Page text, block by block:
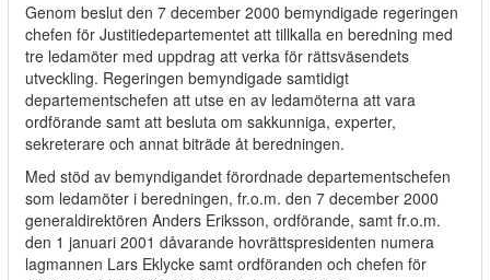
Genom beslut den 7 december 2000 bemyndigade regeringen
chefen för Justitiedepartementet att tillkalla en beredning med
tre ledamöter med uppdrag att verka för rättsväsendets
utveckling. Regeringen bemyndigade samtidigt
departementschefen att utse en av ledamöterna att vara
ordförande samt att besluta om sakkunniga, experter,
sekreterare och annat biträde åt beredningen.
Med stöd av bemyndigandet förordnade departementschefen
som ledamöter i beredningen, fr.o.m. den 7 december 2000
generaldirektören Anders Eriksson, ordförande, samt fr.o.m.
den 1 januari 2001 dåvarande hovrättspresidenten numera
lagmannen Lars Eklycke samt ordföranden och chefen för